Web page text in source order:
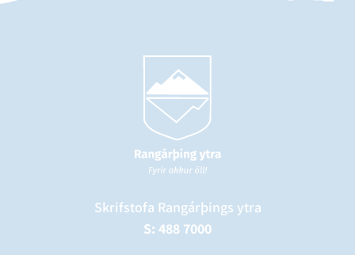
Skrifstofa Rangárþings ytra
S: 488 7000